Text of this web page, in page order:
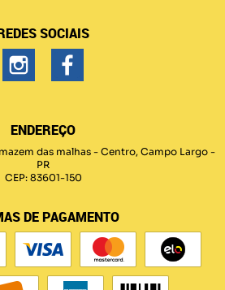
SOCIAIS
ENDEREÇO
das malhas - Centro, Campo Largo -
PR
CEP: 83601-150
DE PAGAMENTO